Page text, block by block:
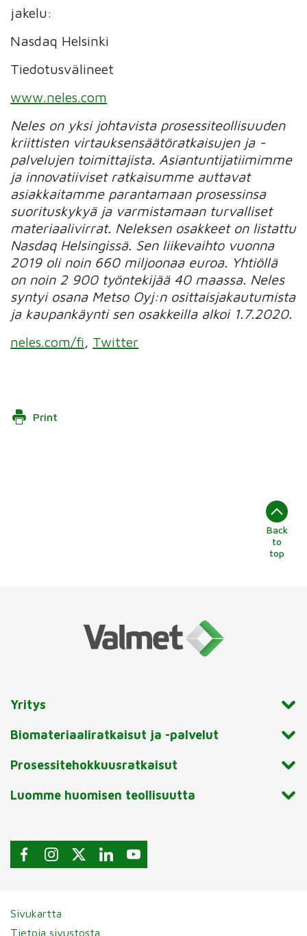
jakelu:
Nasdaq Helsinki
Tiedotusvälineet
www.neles.com
Neles on yksi johtavista prosessiteollisuuden
kriittisten virtauksensäätöratkaisujen ja -
palvelujen toimittajista. Asiantuntijatiimimme
ja innovatiiviset ratkaisumme auttavat
asiakkaitamme parantamaan prosessinsa
suorituskykyä ja varmistamaan turvalliset
materiaalivirrat. Neleksen osakkeet on listattu
Nasdaq Helsingissä. Sen liikevaihto vuonna
2019 oli noin 660 miljoonaa euroa. Yhtiöllä
on noin 2 900 työntekijää 40 maassa. Neles
syntyi osana Metso Oyj:n osittaisjakautumista
ja kaupankäynti sen osakkeilla alkoi 1.7.2020.
neles.com/fi
Twitter
Print
Back
to
top
Yritys
Biomateriaaliratkaisut ja -palvelut
Prosessitehokkuusratkaisut
Luomme huomisen teollisuutta
Sivukartta
Tietoja sivustosta